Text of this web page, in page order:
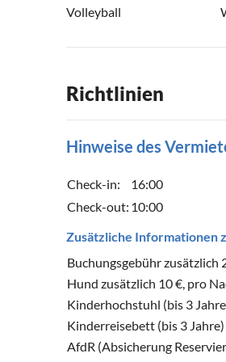
Volleyball
Richtlinien
Hinweise des
Check-in:
16:00
Check-out: 10:00
Zusätzliche Informationen
Buchungsgebühr zusätzlich
Hund zusätzlich 10 €, pro
Kinderhochstuhl (bis 3
Kinderreisebett (bis 3
AfdR (Absicherung